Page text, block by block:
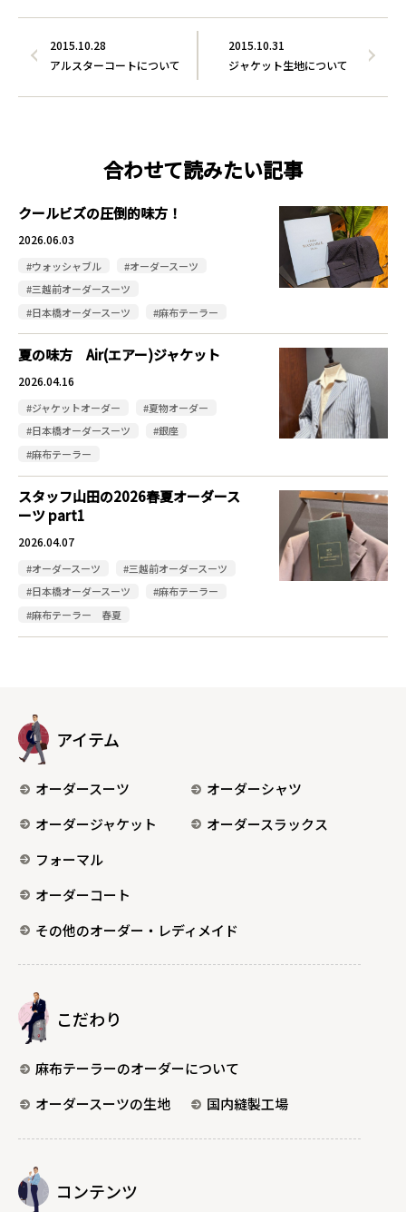
2015.10.31
ジャケット生地について
2015.10.28
アルスターコートについて
合わせて読みたい記事
クールビズの圧倒的味方！
2026.06.03
#ウォッシャブル
#オーダースーツ
#三越前オーダースーツ
#日本橋オーダースーツ
#麻布テーラー
夏の味方 Air(エアー)ジャケット
2026.04.16
#ジャケットオーダー
#夏物オーダー
#日本橋オーダースーツ
#銀座
#麻布テーラー
スタッフ山田の2026春夏オーダース
ーツ part1
2026.04.07
#オーダースーツ
#三越前オーダースーツ
#日本橋オーダースーツ
#麻布テーラー
#麻布テーラー 春夏
アイテム
オーダースーツ
オーダーシャツ
オーダージャケット
オーダースラックス
フォーマル
オーダーコート
その他のオーダー・レディメイド
こだわり
麻布テーラーのオーダーについて
オーダースーツの生地
国内縫製工場
コンテンツ